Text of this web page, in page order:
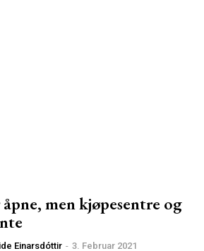
men kjøpesentre og
Einarsdóttir - 3. Februar 2021